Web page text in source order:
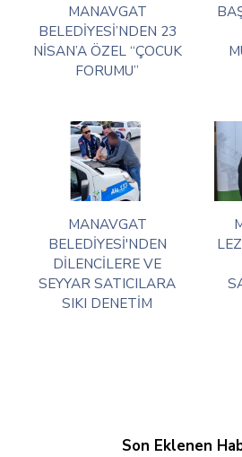
MANAVGAT
BELEDİYESİ’NDEN 23
NİSAN’A ÖZEL “ÇOCUK
FORUMU”
MANAVGAT
BELEDİYESİ'NDEN
DİLENCİLERE VE
SEYYAR SATICILARA
SIKI DENETİM
Son Eklenen